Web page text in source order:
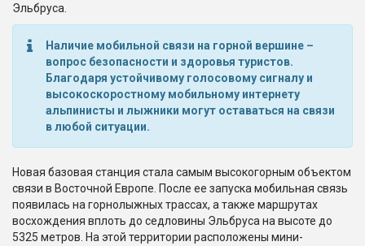
Эльбруса.
Наличие мобильной связи на горной вершине –
вопрос безопасности и здоровья туристов.
Благодаря устойчивому голосовому сигналу и
высокоскоростному мобильному интернету
альпинисты и лыжники могут оставаться на связи
в любой ситуации.
Новая базовая станция стала самым высокогорным объектом
связи в Восточной Европе. После ее запуска мобильная связь
появилась на горнолыжных трассах, а также маршрутах
восхождения вплоть до седловины Эльбруса на высоте до
5325 метров. На этой территории расположены мини-